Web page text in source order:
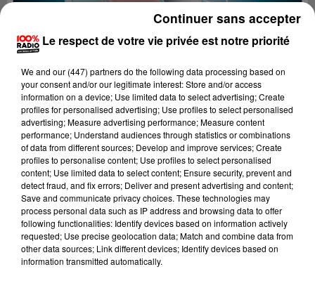
Lecture (4 min 10 sec)
100%
Le respect de votre vie privée est notre priorité
We and our (447) partnersdo the following data processing based on
your consent and/or our legitimate interest: Store and/or access
information on a device; Use limited data to select advertising; Create
profiles for personalised advertising; Use profiles to select personalised
advertising; Measure advertising performance; Measure content
performance; Understand audiences through statistics or combinations
of data from different sources; Develop and improve services; Create
profiles to personalise content; Use profiles to select personalised
content; Use limited data to select content; Ensure security, prevent and
detect fraud, and fix errors; Deliver and present advertising and content;
Save and communicate privacy choices. These technologies may
process personal data such as IP address and browsing data to offer
following functionalities: Identify devices based on information actively
requested; Use precise geolocation data; Match and combine data from
other data sources; Link different devices; Identify devices based on
information transmitted automatically.
Continuer sans accepter